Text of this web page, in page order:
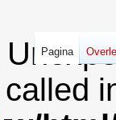
Pagina